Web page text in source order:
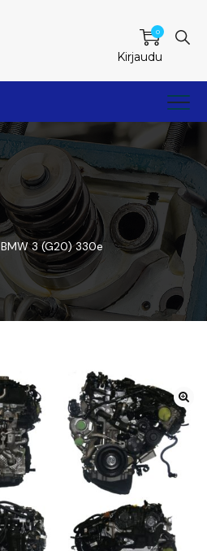
0
Kirjaudu
BMW 3 (G20) 330e